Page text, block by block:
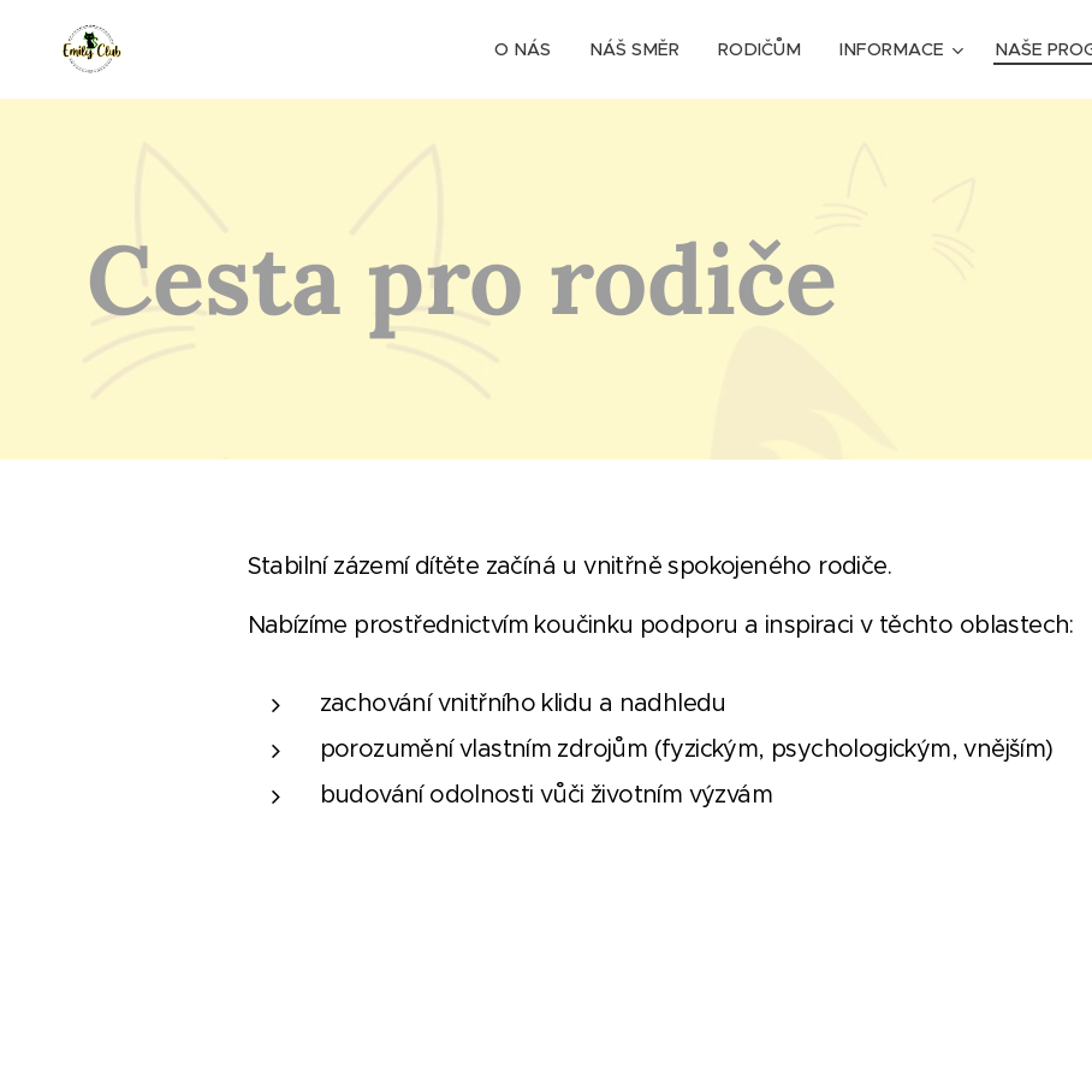
O NÁS NÁŠ SMĚR RODIČŮM INFORMACE NAŠE
Cesta pro rodiče
Stabilní zázemí dítěte začíná u vnitřně spokojeného rodiče.
Nabízíme prostřednictvím koučinku podporu a inspiraci v těchto oblastech:
zachování vnitřního klidu a nadhledu
porozumění vlastním zdrojům (fyzickým, psychologickým, vnějším)
budování odolnosti vůči životním výzvám